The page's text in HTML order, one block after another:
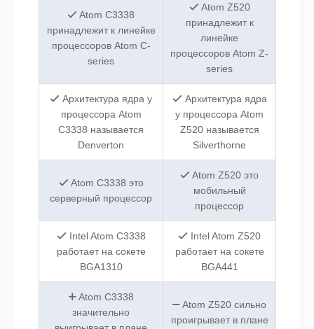
Atom C3338
принадлежит к линейке
процессоров Atom C-
series
Atom Z520
принадлежит к
линейке
процессоров Atom Z-
series
Архитектура ядра у
процессора Atom
C3338 называется
Denverton
Архитектура ядра
у процессора Atom
Z520 называется
Silverthorne
Atom C3338 это
серверный процессор
Atom Z520 это
мобильный
процессор
Intel Atom C3338
работает на сокете
BGA1310
Intel Atom Z520
работает на сокете
BGA441
Atom C3338
значительно
Atom Z520 сильно
проигрывает в плане